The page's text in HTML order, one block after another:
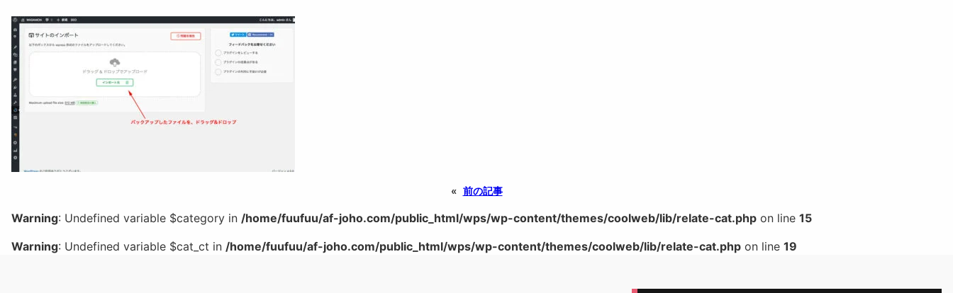
« 前の記事
Warning: Undefined variable $category in /home/fuufuu/af-joho.com/public_html/wps/wp-content/themes/coolweb/lib/relate-cat.php on line 15
Warning: Undefined variable $cat_ct in /home/fuufuu/af-joho.com/public_html/wps/wp-content/themes/coolweb/lib/relate-cat.php on line 19